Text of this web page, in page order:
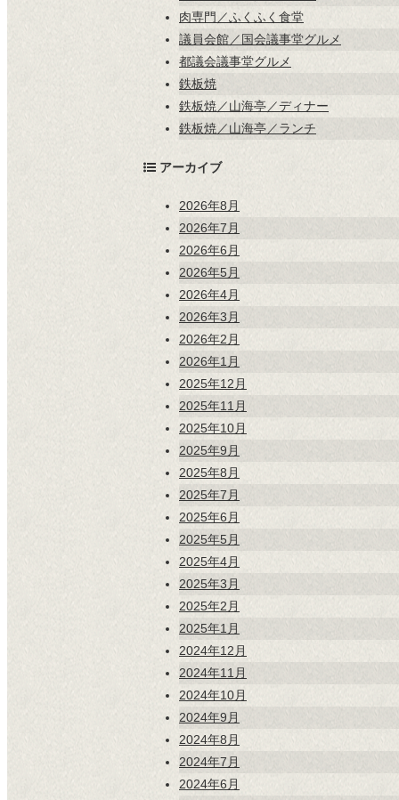
肉専門／ふくふく食堂
議員会館／国会議事堂グルメ
都議会議事堂グルメ
鉄板焼
鉄板焼／山海亭／ディナー
鉄板焼／山海亭／ランチ
アーカイブ
2026年8月
2026年7月
2026年6月
2026年5月
2026年4月
2026年3月
2026年2月
2026年1月
2025年12月
2025年11月
2025年10月
2025年9月
2025年8月
2025年7月
2025年6月
2025年5月
2025年4月
2025年3月
2025年2月
2025年1月
2024年12月
2024年11月
2024年10月
2024年9月
2024年8月
2024年7月
2024年6月